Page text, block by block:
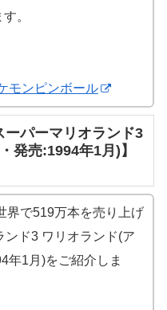
。
モンピンボール
ーパーマリオランド3
発売:1994年1月)】
界で519万本を売り上げ
ンド3 ワリオランド(ア
年1月)をご紹介しま